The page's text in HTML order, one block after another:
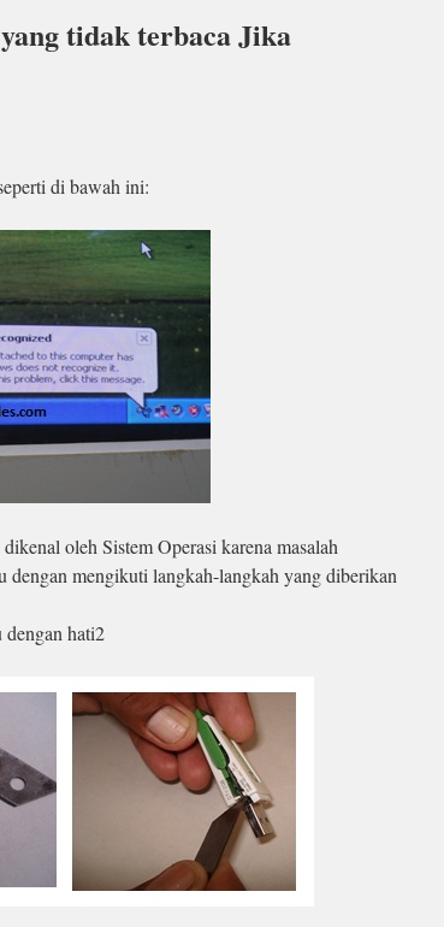
tidak terbaca Jika
di bawah ini:
oleh Sistem Operasi karena masalah
dengan mengikuti langkah-langkah yang diberikan
hati2